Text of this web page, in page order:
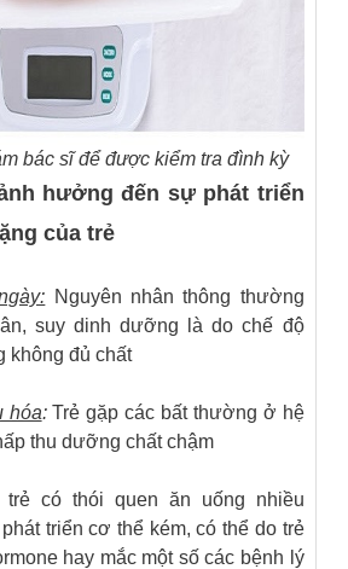
bác sĩ để được kiểm tra đình kỳ
hưởng đến sự phát triển
của trẻ
Nguyên nhân thông thường
suy dinh dưỡng là do chế độ
không đủ chất
hóa:Trẻ gặp các bất thường ở hệ
thu dưỡng chất chậm
trẻ có thói quen ăn uống nhiều
triển cơ thể kém, có thể do trẻ
hay mắc một số các bệnh lý